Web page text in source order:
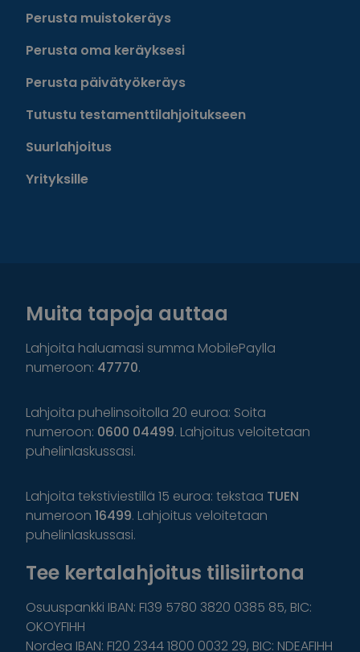
Perusta muistokeräys
Perusta oma keräyksesi
Perusta päivätyökeräys
Tutustu testamenttilahjoitukseen
Suurlahjoitus
Yrityksille
Muita tapoja auttaa
Lahjoita haluamasi summa MobilePaylla
numeroon: 47770.
Lahjoita puhelinsoitolla 20 euroa: Soita
numeroon: 0600 04499. Lahjoitus veloitetaan
puhelinlaskussasi.
Lahjoita tekstiviestillä 15 euroa: tekstaa TUEN
numeroon 16499. Lahjoitus veloitetaan
puhelinlaskussasi.
Tee kertalahjoitus tilisiirtona
Osuuspankki IBAN: FI39 5780 3820 0385 85, BIC:
OKOYFIHH
Nordea IBAN: FI20 2344 1800 0032 29, BIC: NDEAFIHH